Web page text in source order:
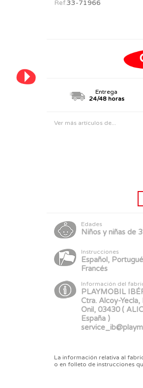
PERSONAJES
Ref.33-71966
Entrega
24/48 horas
Ver más artículos de...
Edades
Niños y niñas de
Instrucciones
Español,
Francés
Información del
PLAYMOBIL
Ctra. Alcoy-Yecla,
Onil, 03430 (
España )
La información relativa al
o en folleto de instrucciones